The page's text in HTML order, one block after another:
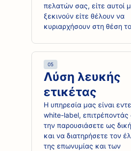
πελατών σας, είτε αυτοί
ξεκινούν είτε θέλουν να
κυριαρχήσουν στη θέση
05
Λύση λευκής
ετικέτας
Η υπηρεσία μας είναι
white-label,
την παρουσιάσετε ως
και να διατηρήσετε τον
της επωνυμίας και των